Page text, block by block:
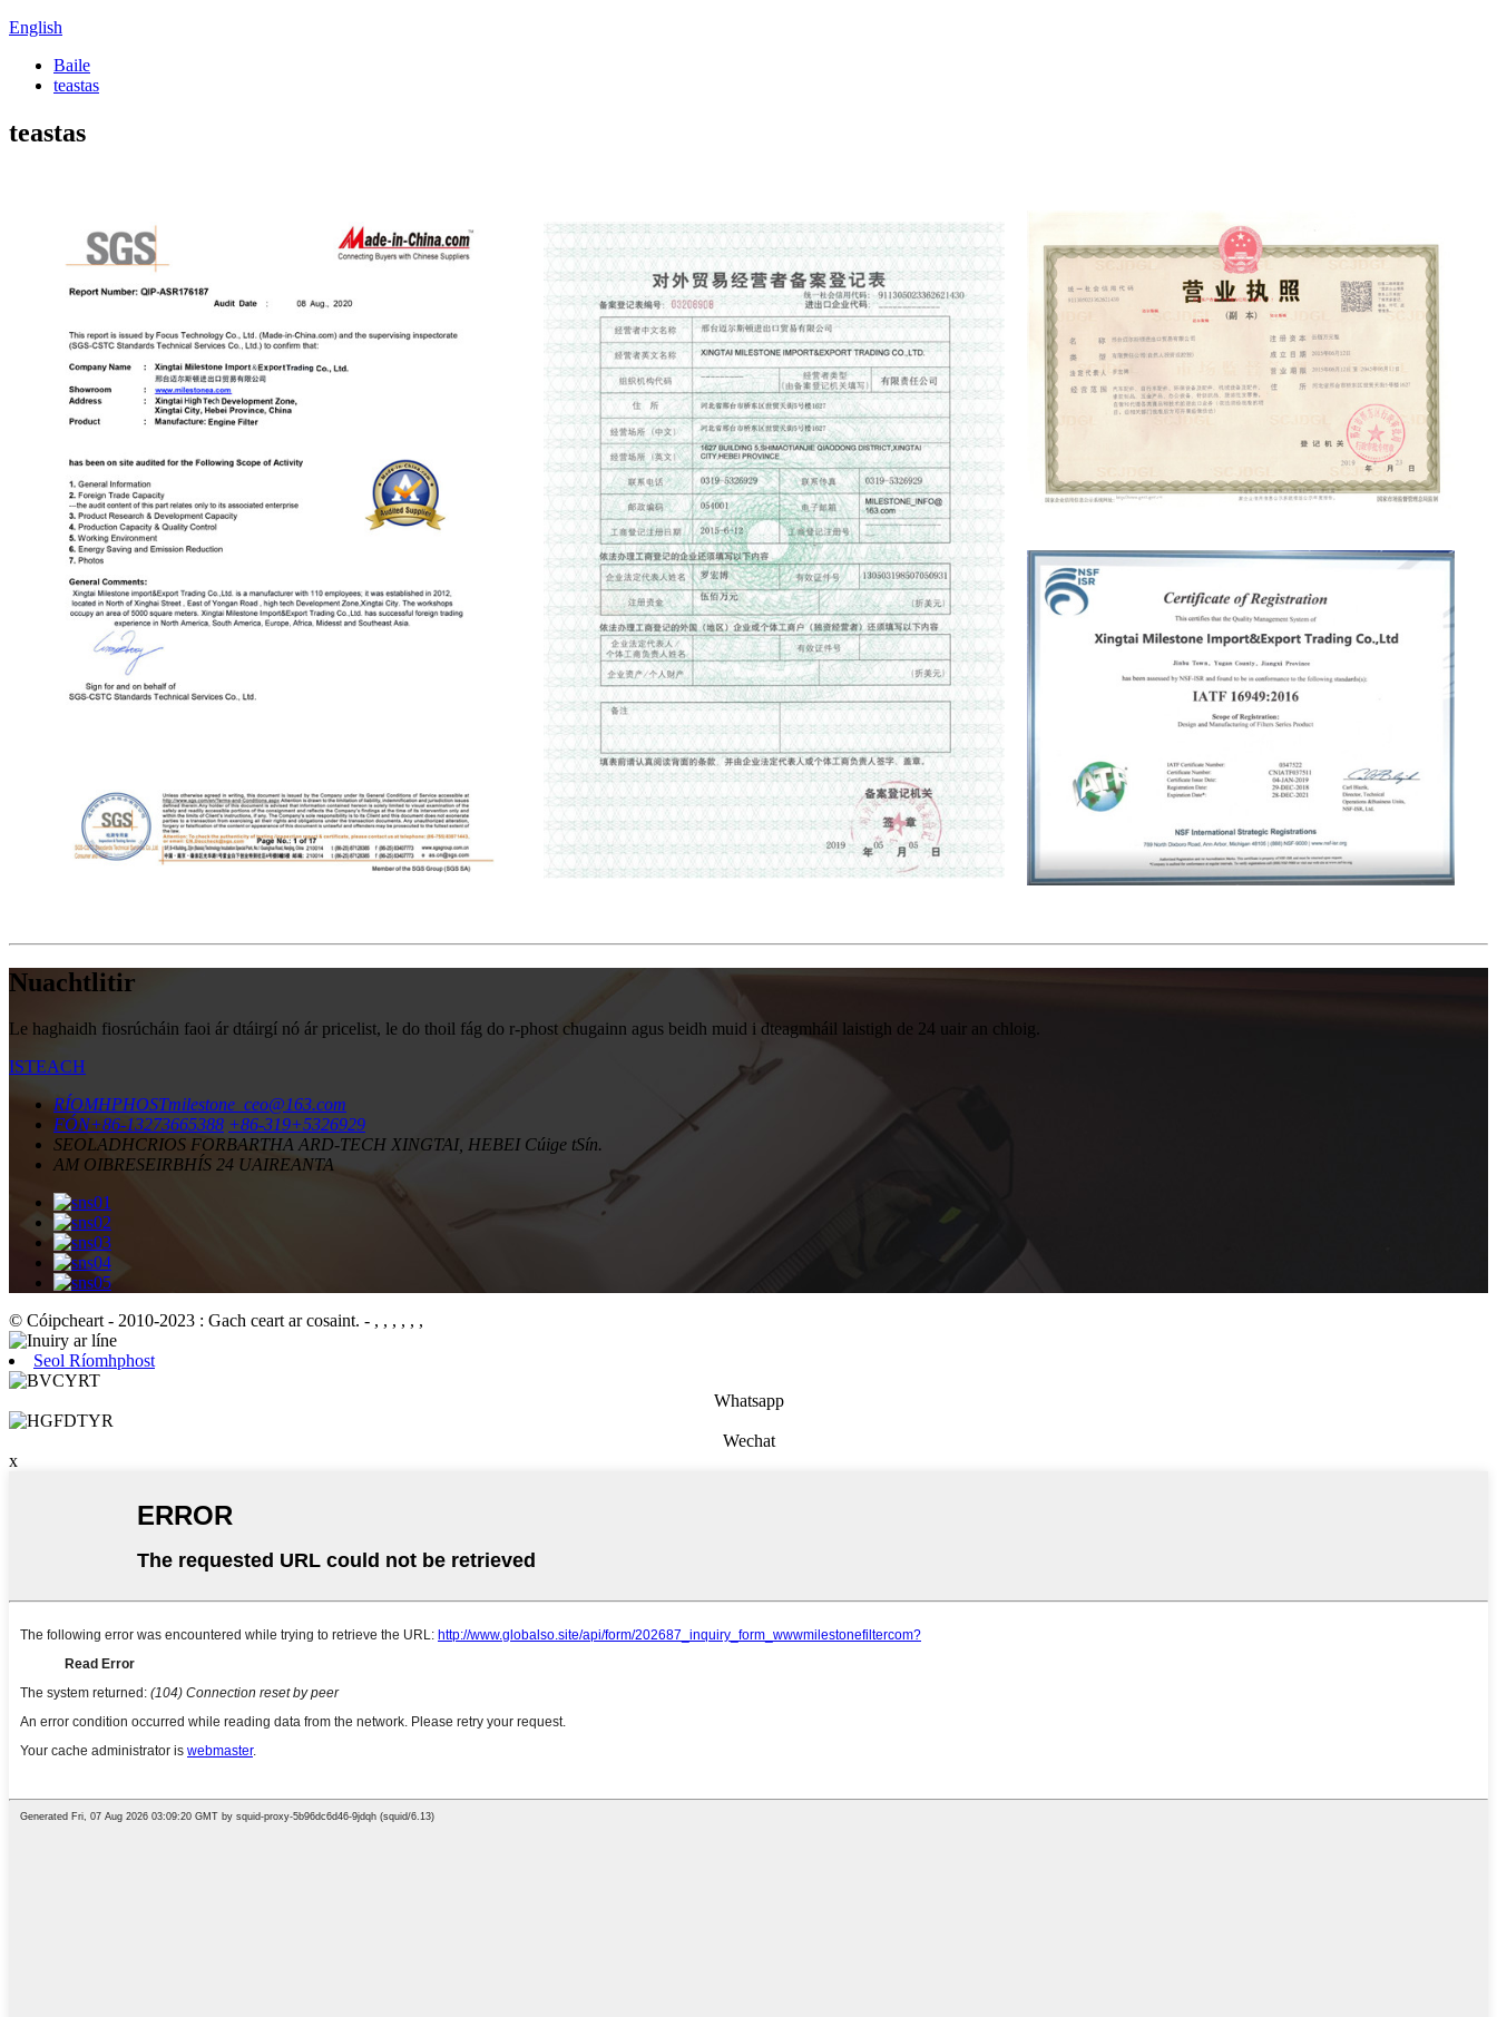
English
Baile
teastas
teastas
Nuachtlitir
Le haghaidh fiosrúcháin faoi ár dtáirgí nó ár pricelist, le do thoil fág do r-phost chugainn agus beidh muid i dteagmháil laistigh de 24 uair an chloig.
ISTEACH
RÍOMHPHOSTmilestone_ceo@163.com
FÓN+86-13273665388 +86-319+5326929
SEOLADHCRIOS FORBARTHA ARD-TECH XINGTAI, HEBEI Cúige tSín.
AM OIBRESEIRBHÍS 24 UAIREANTA
© Cóipcheart - 2010-2023 : Gach ceart ar cosaint. - , , , , , ,
Seol Ríomhphost
Whatsapp
Wechat
x